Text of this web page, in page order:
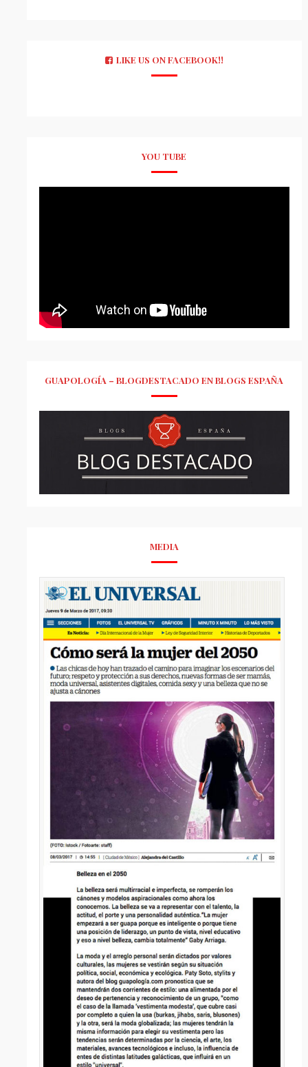
LIKE US ON FACEBOOK!!
YOU TUBE
GUAPOLOGÍA – BLOGDESTACADO EN BLOGS ESPAÑA
MEDIA